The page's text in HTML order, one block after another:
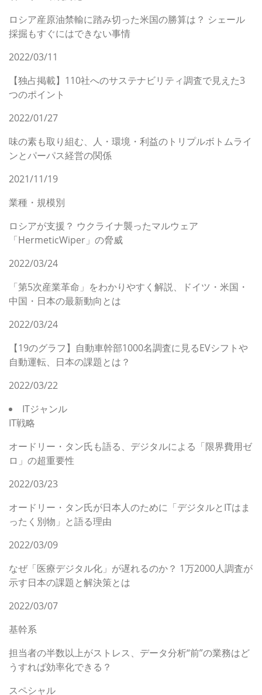
ロシア産原油禁輸に踏み切った米国の勝算は？ シェール
採掘もすぐにはできない事情
2022/03/11
【独占掲載】110社へのサステナビリティ調査で見えた3
つのポイント
2022/01/27
味の素も取り組む、人・環境・利益のトリプルボトムライ
ンとパーパス経営の関係
2021/11/19
業種・規模別
ロシアが支援？ ウクライナ襲ったマルウェア
「HermeticWiper」の脅威
2022/03/24
「第5次産業革命」をわかりやすく解説、ドイツ・米国・
中国・日本の最新動向とは
2022/03/24
【19のグラフ】自動車幹部1000名調査に見るEVシフトや
自動運転、日本の課題とは？
2022/03/22
ITジャンル
IT戦略
オードリー・タン氏も語る、デジタルによる「限界費用ゼ
ロ」の超重要性
2022/03/23
オードリー・タン氏が日本人のために「デジタルとITはま
ったく別物」と語る理由
2022/03/09
なぜ「医療デジタル化」が遅れるのか？ 1万2000人調査が
示す日本の課題と解決策とは
2022/03/07
基幹系
担当者の半数以上がストレス、データ分析“前”の業務はど
うすれば効率化できる？
スペシャル